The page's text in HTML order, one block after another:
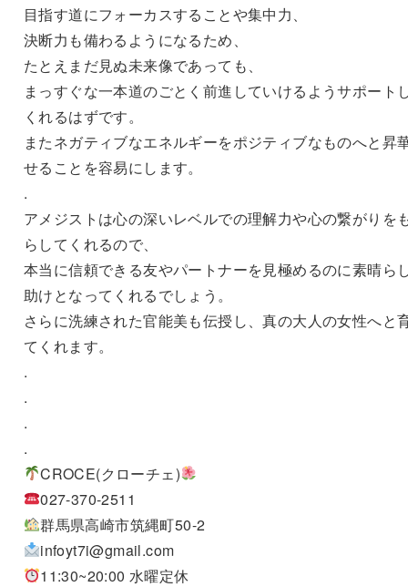
目指す道にフォーカスすることや集中力、
決断力も備わるようになるため、
たとえまだ見ぬ未来像であっても、
まっすぐな一本道のごとく前進していけるようサポート
くれるはずです。
またネガティブなエネルギーをポジティブなものへと昇
せることを容易にします。
.
アメジストは心の深いレベルでの理解力や心の繋がりを
らしてくれるので、
本当に信頼できる友やパートナーを見極めるのに素晴ら
助けとなってくれるでしょう。
さらに洗練された官能美も伝授し、真の大人の女性へと
てくれます。
.
.
.
.
CROCE(クローチェ)
027-370-2511
群馬県高崎市筑縄町50-2
infoyt7i@gmail.com
11:30~20:00 水曜定休